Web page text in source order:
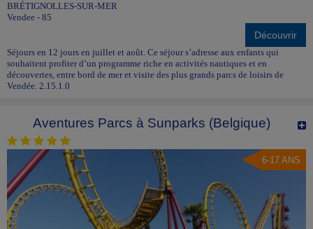
BRÉTIGNOLLES-SUR-MER
Vendee - 85
Découvrir
Séjours en 12 jours en juillet et août. Ce séjour s’adresse aux enfants qui
souhaitent profiter d’un programme riche en activités nautiques et en
découvertes, entre bord de mer et visite des plus grands parcs de loisirs de
Vendée. 2.15.1.0
Aventures Parcs à Sunparks (Belgique)
6-17 ANS